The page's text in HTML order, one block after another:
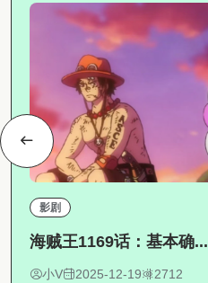
影剧
海贼王1169话：基本确...
小V 2025-12-19 2712